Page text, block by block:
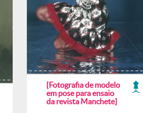
[Fotografia de modelo
em pose para ensaio
da revista Manchete]